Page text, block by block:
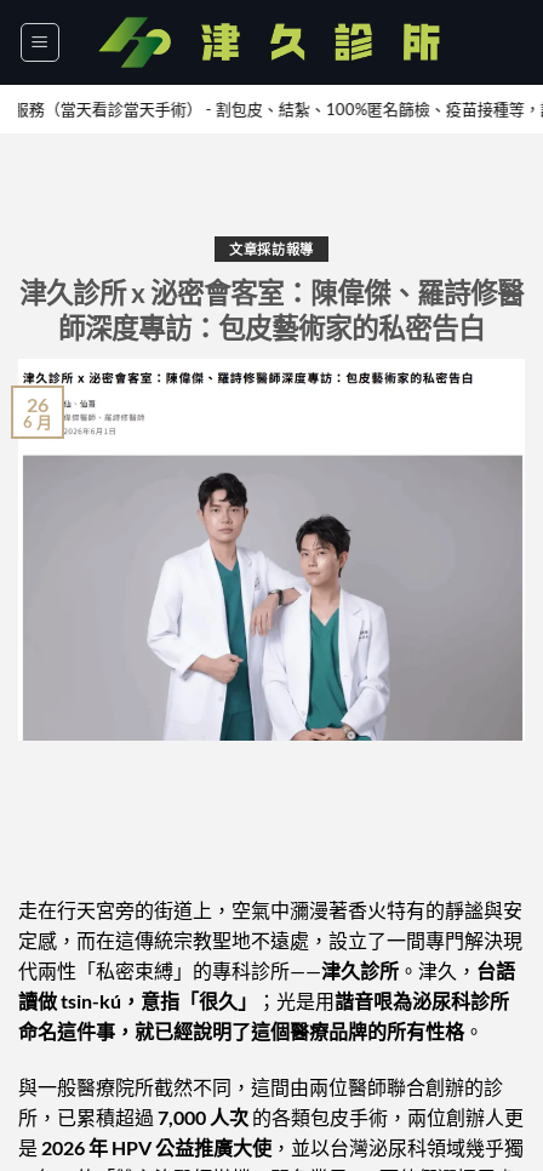
當天看診當天手術） - 割包皮、結紮、100%匿名篩檢、疫苗接種等，請加
文章採訪報導
津久診所 x 泌密會客室：陳偉傑、羅詩修醫
師深度專訪：包皮藝術家的私密告白
26
6 月
走在行天宮旁的街道上，空氣中瀰漫著香火特有的靜謐與安
定感，而在這傳統宗教聖地不遠處，設立了一間專門解決現
代兩性「私密束縛」的專科診所——津久診所 。津久， 台語
讀做 tsin-kú，意指「很久」
；光是用諧音哏為泌尿科診所
命名這件事，就已經說明了這個醫療品牌的所有性格。
與一般醫療院所截然不同，這間由兩位醫師聯合創辦的診
所，已累積超過 7,000 人次 的各類包皮手術，兩位創辦人更
是 2026 年 HPV 公益推廣大使 ，並以台灣泌尿科領域幾乎獨